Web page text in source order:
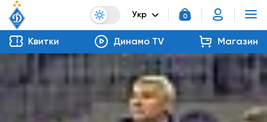
Укр 0
Квитки Динамо TV Магазин